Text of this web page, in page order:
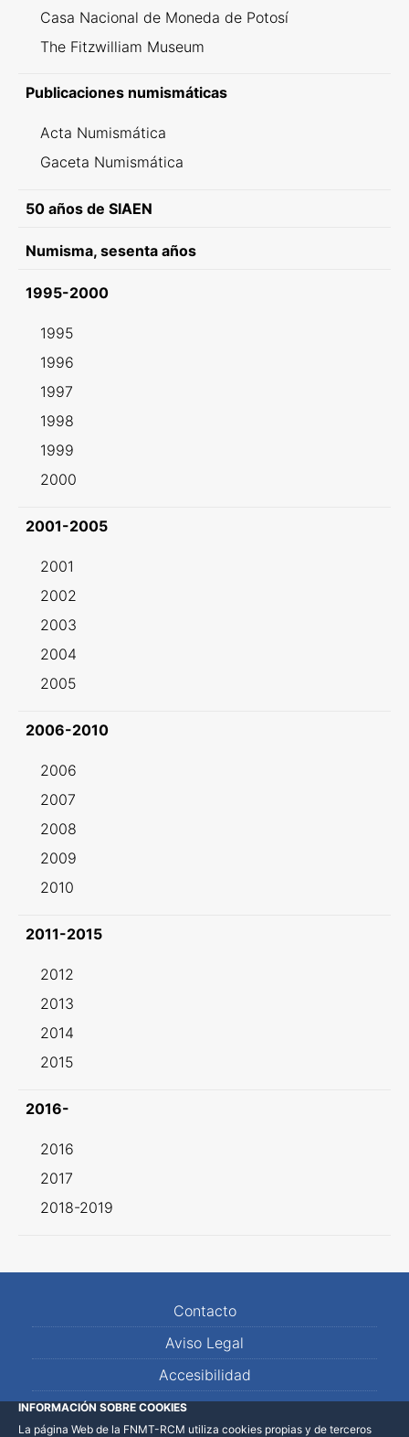
Casa Nacional de Moneda de Potosí
The Fitzwilliam Museum
Publicaciones numismáticas
Acta Numismática
Gaceta Numismática
50 años de SIAEN
Numisma, sesenta años
1995-2000
1995
1996
1997
1998
1999
2000
2001-2005
2001
2002
2003
2004
2005
2006-2010
2006
2007
2008
2009
2010
2011-2015
2012
2013
2014
2015
2016-
2016
2017
2018-2019
Contacto
Aviso Legal
Accesibilidad
Mapa Web
INFORMACIÓN SOBRE COOKIES
La página Web de la FNMT-RCM utiliza cookies propias y de terceros